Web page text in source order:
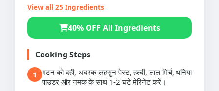
View all 25 Ingredients
40% OFF All Ingredients
Cooking Steps
1
मटन को दही, अदरक-लहसुन पेस्ट, हल्दी, लाल मिर्च, धनिया
पाउडर और नमक के साथ 1-2 घंटे मेरिनेट करें।